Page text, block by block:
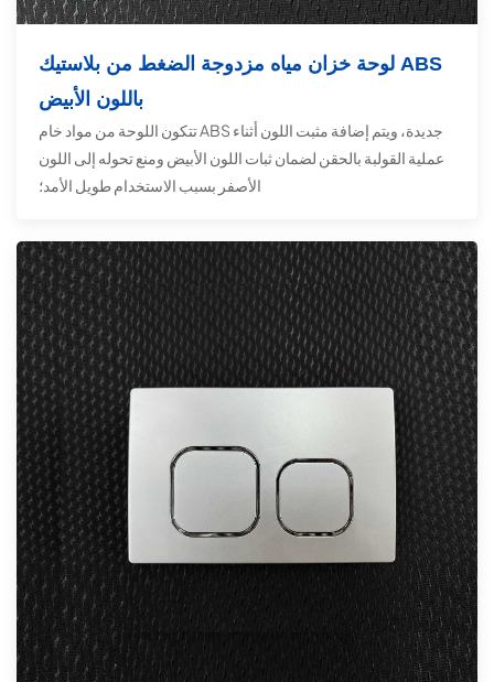
لوحة خزان مياه مزدوجة الضغط من بلاستيك ABS
باللون الأبيض
تتكون اللوحة من مواد خام ABS جديدة، ويتم إضافة مثبت اللون أثناء
عملية القولبة بالحقن لضمان ثبات اللون الأبيض ومنع تحوله إلى اللون
الأصفر بسبب الاستخدام طويل الأمد؛